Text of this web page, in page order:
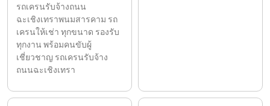
รถเครนรับจ้างถนน
ฉะเชิงเทราพนมสารคาม รถ
เครนให้เช่า ทุกขนาด รองรับ
ทุกงาน พร้อมคนขับผู้
เชี่ยวชาญ รถเครนรับจ้าง
ถนนฉะเชิงเทรา